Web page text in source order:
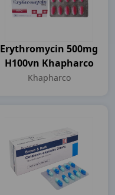
Erythromycin 500mg
H100vn Khapharco
Khapharco